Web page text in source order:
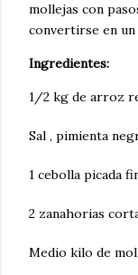
mollejas con
convertirse en
Ingredientes:
1/2 kg de arroz
Sal , pimienta
1 cebolla picada
2 zanahorias
Medio kilo de